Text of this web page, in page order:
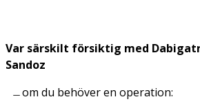
Var särskilt försiktig med
Sandoz
om du behöver en operation: